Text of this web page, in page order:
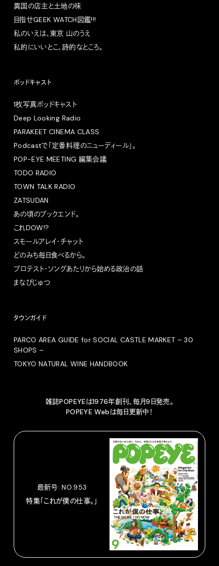
異国の店主と土地の味
目指せGEEK WATCH図鑑!!!
私のいえは、東京 山のうえ
私的にいいとこ、詩的なところ。
ポッドキャスト
1枚写真ポッドキャスト
Deep Looking Radio
PARAKEET CINEMA CLASS
Podcastで「定番料理のニューディール」。
POP-EYE MEETING 編集会議
TODO RADIO
TOWN TALK RADIO
ZATSUDAN
あの頃のブックエンド。
これDOW!?
スモールアレイ・チャット
どのみち毎日食べるから。
プロテスト・ソングあたりから始める政治の話
まなびじゅつ
タウンガイド
PARCO AREA GUIDE for SOCIAL CASTLE MARKET – 30
SHOPS –
TOKYO NATURAL WINE HANDBOOK
雑誌POPEYEは1976年創刊、毎月9日発売。
POPEYE Webは毎日更新中！
最新号: NO.953
特集「これが僕の仕事。」